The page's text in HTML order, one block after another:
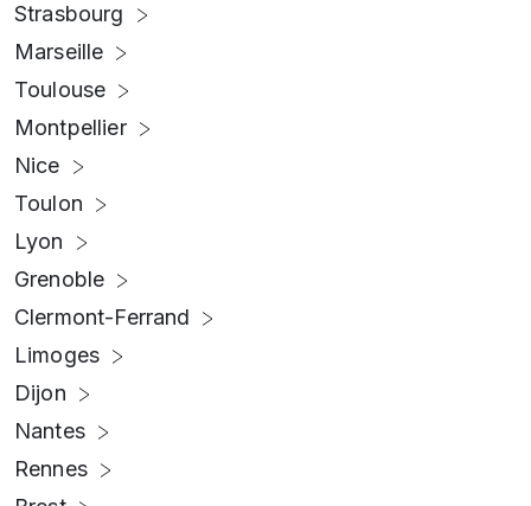
Strasbourg
Marseille
Toulouse
Montpellier
Nice
Toulon
Lyon
Grenoble
Clermont-Ferrand
Limoges
Dijon
Nantes
Rennes